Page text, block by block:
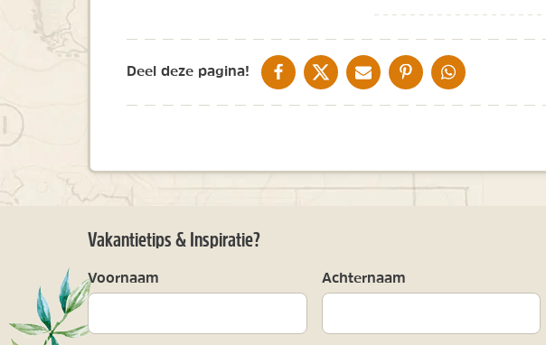
Deel deze pagina! DELEN OP FACEBOOK
DELEN OP XDELEN VIA DE MAIL
DELEN OP PINTEREST
DELEN OP WHATSAPP
Vakantietips & Inspiratie?
Voornaam Achternaam